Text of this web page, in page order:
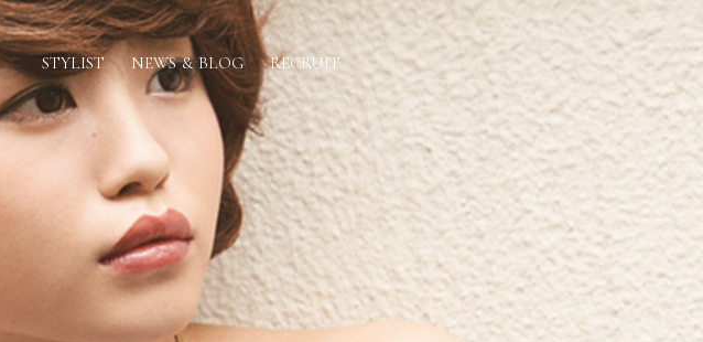
STYLIST NEWS & BLOG RECRUIT